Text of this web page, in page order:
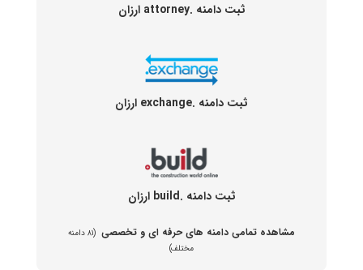
ثبت دامنه .attorney ارزان
ثبت دامنه .exchange ارزان
ثبت دامنه .build ارزان
مشاهده تمامی دامنه های حرفه ای و تخصصی
(۸۱ دامنه
مختلف)